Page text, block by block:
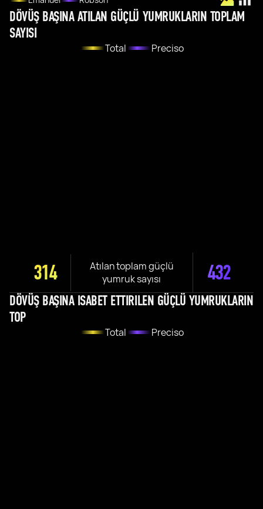
DÖVÜŞ BAŞINA ATILAN GÜÇLÜ YUMRUKLARIN TOPLAM
SAYISI
Total Preciso
314
Atılan toplam güçlü
yumruk sayısı
432
DÖVÜŞ BAŞINA ISABET ETTIRILEN GÜÇLÜ YUMRUKLARIN
TOP
Total Preciso